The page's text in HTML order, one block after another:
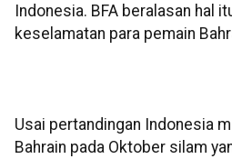
Indonesia. BFA beralasan hal
keselamatan para pemain
Usai pertandingan Indonesia
Bahrain pada Oktober silam